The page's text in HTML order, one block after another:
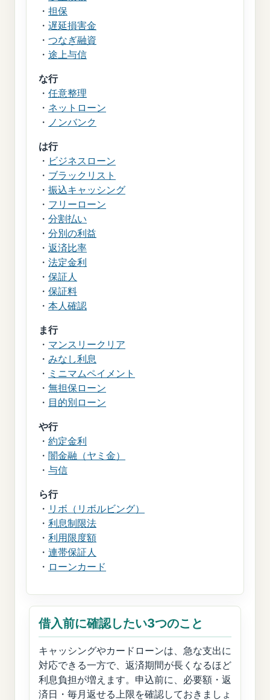
・ 担保
・ 遅延損害金
・ つなぎ融資
・ 途上与信
な行
・ 任意整理
・ ネットローン
・ ノンバンク
は行
・ ビジネスローン
・ ブラックリスト
・ 振込キャッシング
・ フリーローン
・ 分割払い
・ 分別の利益
・ 返済比率
・ 法定金利
・ 保証人
・ 保証料
・ 本人確認
ま行
・ マンスリークリア
・ みなし利息
・ ミニマムペイメント
・ 無担保ローン
・ 目的別ローン
や行
・ 約定金利
・ 闇金融（ヤミ金）
・ 与信
ら行
・ リボ（リボルビング）
・ 利息制限法
・ 利用限度額
・ 連帯保証人
・ ローンカード
借入前に確認したい3つのこと
キャッシングやカードローンは、急な支出に
対応できる一方で、返済期間が長くなるほど
利息負担が増えます。申込前に、必要額・返
済日・毎月返せる上限を確認しておきましょ